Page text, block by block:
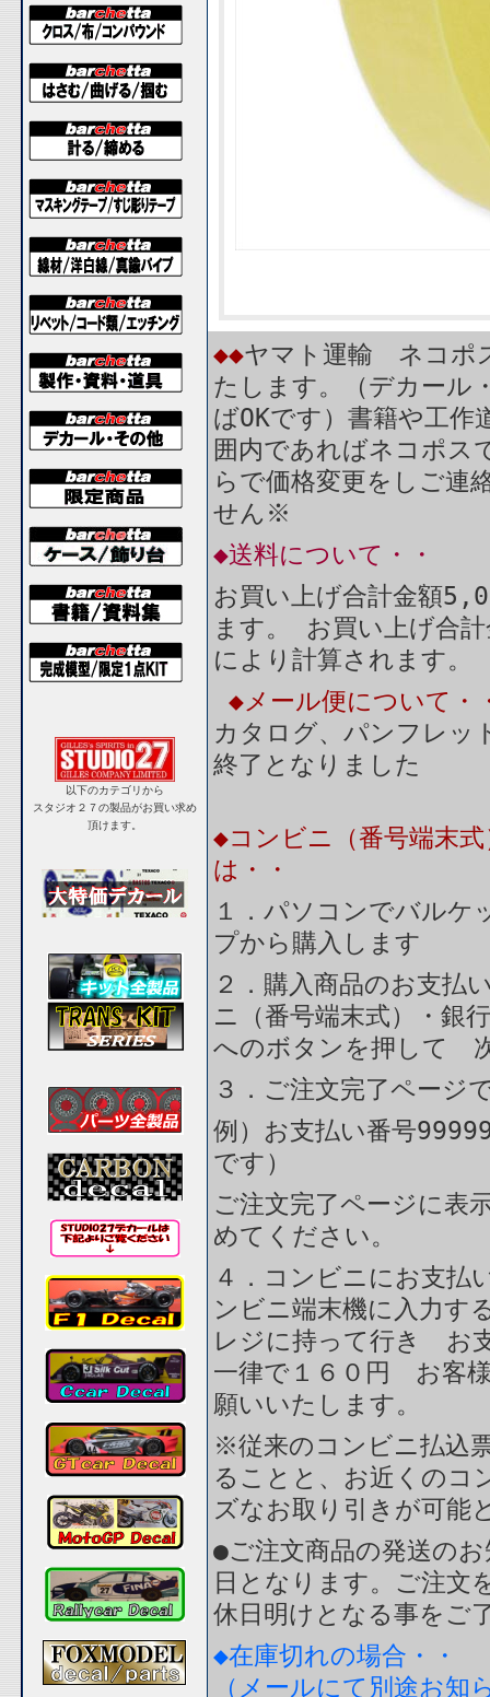
以下のカテゴリから
スタジオ２７の製品がお買い求め
頂けます。
◆◆ヤマト運輸 ネコポ
たします。（デカール
ばOKです）書籍や工作
囲内であればネコポス
らで価格変更をしご連
せん※
◆送料について・・
お買い上げ合計金額
ます。 お買い上げ合
により計算されます。
◆メール便について・
カタログ、パンフレッ
終了となりました
◆コンビニ（番号端末
は・・
１．パソコンでバルケ
プから購入します
２．購入商品のお支
ニ（番号端末式）・銀
へのボタンを押して
３．ご注文完了ページ
例）お支払い番号
です）
ご注文完了ページに表
めてください。
４．コンビニにお支払
ンビニ端末機に入力
レジに持って行き お
一律で１６０円 お客
願いいたします。
※従来のコンビニ払込
ることと、お近くのコ
ズなお取り引きが可
●ご注文商品の発送の
日となります。ご注文
休日明けとなる事をご
◆在庫切れの場合・・
（メールにて別途お知